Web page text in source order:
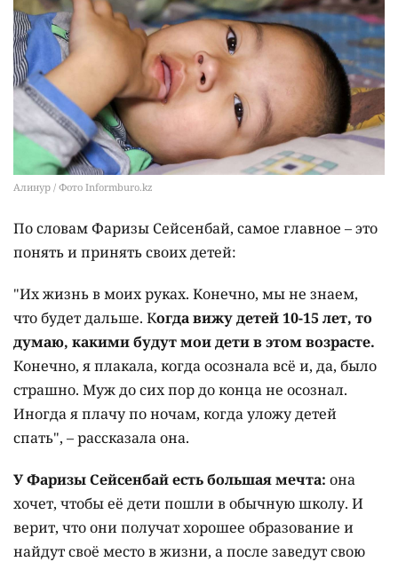
Алинур / Фото Informburo.kz
По словам Фаризы Сейсенбай, самое главное – это
понять и принять своих детей:
"Их жизнь в моих руках. Конечно, мы не знаем,
что будет дальше. Когда вижу детей 10-15 лет, то
думаю, какими будут мои дети в этом возрасте.
Конечно, я плакала, когда осознала всё и, да, было
страшно. Муж до сих пор до конца не осознал.
Иногда я плачу по ночам, когда уложу детей
спать", – рассказала она.
У Фаризы Сейсенбай есть большая мечта: она
хочет, чтобы её дети пошли в обычную школу. И
верит, что они получат хорошее образование и
найдут своё место в жизни, а после заведут свою